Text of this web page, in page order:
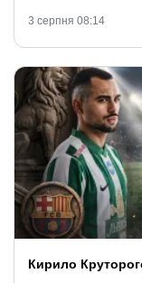
3 серпня 08:14
Кирило